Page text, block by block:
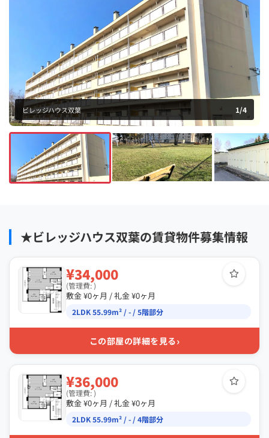
ビレッジハウス双葉 1/4
★ビレッジハウス双葉の賃貸物件募集情報
¥34,000
(管理費: )
敷金 ¥0ヶ月 / 礼金 ¥0ヶ月
2LDK 55.99m² / - / 5階部分
この部屋の詳細を見る›
¥36,000
(管理費: )
敷金 ¥0ヶ月 / 礼金 ¥0ヶ月
2LDK 55.99m² / - / 4階部分